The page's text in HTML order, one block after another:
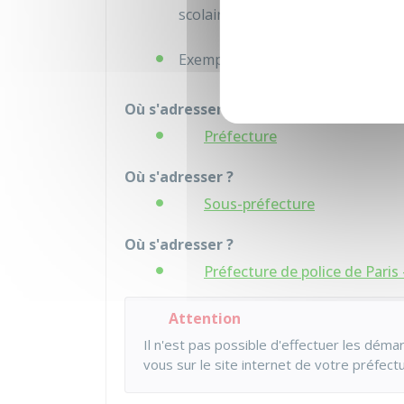
scolaires des enfants, etc.
Exemplaire signé de
Où s'adresser ?
Préfecture
Où s'adresser ?
Sous-préfecture
Où s'adresser ?
Préfecture de police de
Attention
Il n'est pas possible d'effectuer les
vous sur le site internet de votre